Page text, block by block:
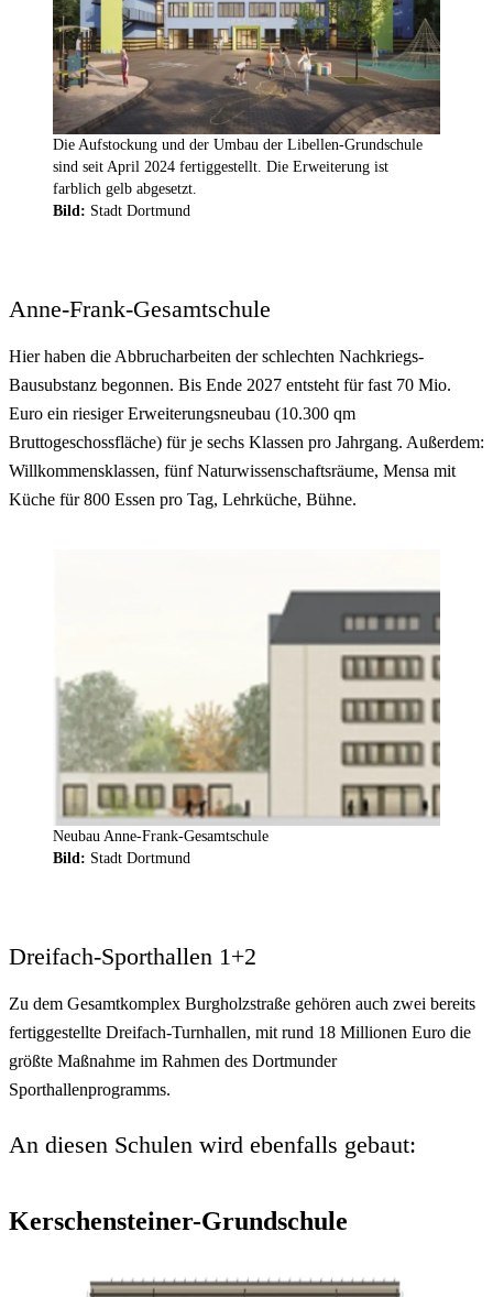
Die Aufstockung und der Umbau der Libellen-Grundschule
sind seit April 2024 fertiggestellt. Die Erweiterung ist
farblich gelb abgesetzt.
Bild: Stadt Dortmund
Anne-Frank-Gesamtschule
Hier haben die Abbrucharbeiten der schlechten Nachkriegs-
Bausubstanz begonnen. Bis Ende 2027 entsteht für fast 70 Mio.
Euro ein riesiger Erweiterungsneubau (10.300 qm
Bruttogeschossfläche) für je sechs Klassen pro Jahrgang. Außerdem:
Willkommensklassen, fünf Naturwissenschaftsräume, Mensa mit
Küche für 800 Essen pro Tag, Lehrküche, Bühne.
Neubau Anne-Frank-Gesamtschule
Bild: Stadt Dortmund
Dreifach-Sporthallen 1+2
Zu dem Gesamtkomplex Burgholzstraße gehören auch zwei bereits
fertiggestellte Dreifach-Turnhallen, mit rund 18 Millionen Euro die
größte Maßnahme im Rahmen des Dortmunder
Sporthallenprogramms.
An diesen Schulen wird ebenfalls gebaut:
Kerschensteiner-Grundschule